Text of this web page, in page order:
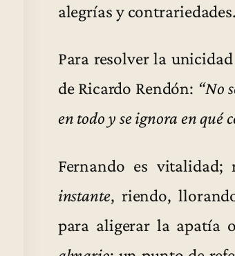
alegrías y contrariedades.
Para resolver la
de Ricardo Rendón: “No
en todo y se ignora en qué
Fernando es vitalidad;
instante, riendo,
para aligerar la apatía